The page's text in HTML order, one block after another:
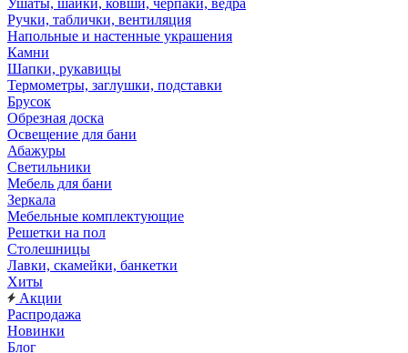
Ушаты, шайки, ковши, черпаки, ведра
Ручки, таблички, вентиляция
Напольные и настенные украшения
Камни
Шапки, рукавицы
Термометры, заглушки, подставки
Брусок
Обрезная доска
Освещение для бани
Абажуры
Светильники
Мебель для бани
Зеркала
Мебельные комплектующие
Решетки на пол
Столешницы
Лавки, скамейки, банкетки
Хиты
Акции
Распродажа
Новинки
Блог